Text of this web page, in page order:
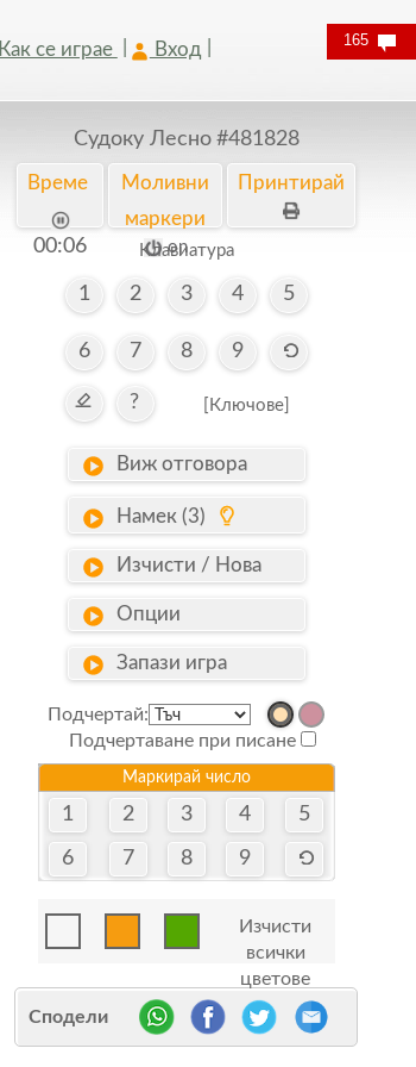
Как се играе Вход
Судоку Лесно #481828
Време
00:07
Моливни
маркери
on
Принтирай
Kлавиатура
1 2 3 4 5
6 7 8 9
? [Ключове]
Виж отговора
Намек (3)
Изчисти / Нова
Опции
Запази игра
Подчертай:
Подчертаване при писане
Маркирай число
1 2 3 4 5
6 7 8 9
Изчисти
всички
цветове
Сподели
165